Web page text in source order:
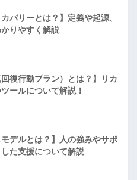
カバリーとは？】定義や起源、
りやすく解説
回復行動プラン）とは？】リカ
ールについて解説！
モデルとは？】人の強みやサポ
た支援について解説